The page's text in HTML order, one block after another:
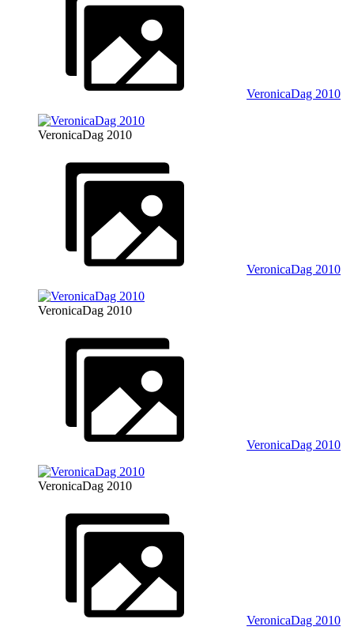
VeronicaDag 2010
VeronicaDag 2010
VeronicaDag 2010
VeronicaDag 2010
VeronicaDag 2010
VeronicaDag 2010
VeronicaDag 2010